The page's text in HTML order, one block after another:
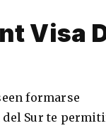
Visa
formarse
del Sur te